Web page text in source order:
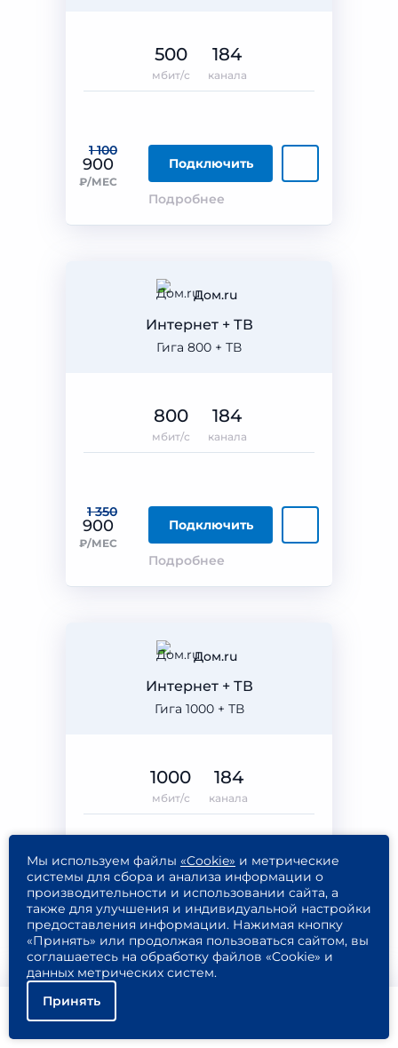
1 100
900
₽/МЕС
Подключить
Подробнее
500
мбит/с
184
канала
Дом.ru
Гига 800 + ТВ
Интернет + ТВ
1 350
900
₽/МЕС
Подключить
Подробнее
800
мбит/с
184
канала
Дом.ru
Гига 1000 + ТВ
Интернет + ТВ
1 750
900
₽/МЕС
Подключить
Подробнее
1000
мбит/с
184
канала
Мы используем файлы «Cookie» и метрические
системы для сбора и анализа информации о
производительности и использовании сайта, а
также для улучшения и индивидуальной настройки
предоставления информации. Нажимая кнопку
«Принять» или продолжая пользоваться сайтом, вы
соглашаетесь на обработку файлов «Cookie» и
данных метрических систем.
Принять